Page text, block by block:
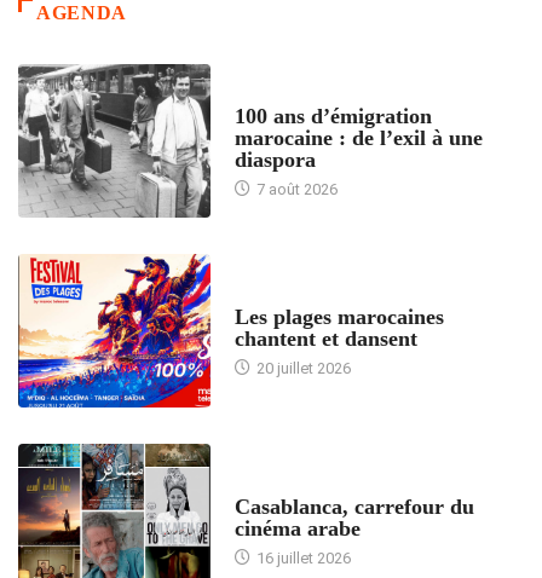
AGENDA
100 ans d’émigration
marocaine : de l’exil à une
diaspora
7 août 2026
Les plages marocaines
chantent et dansent
20 juillet 2026
Casablanca, carrefour du
cinéma arabe
16 juillet 2026